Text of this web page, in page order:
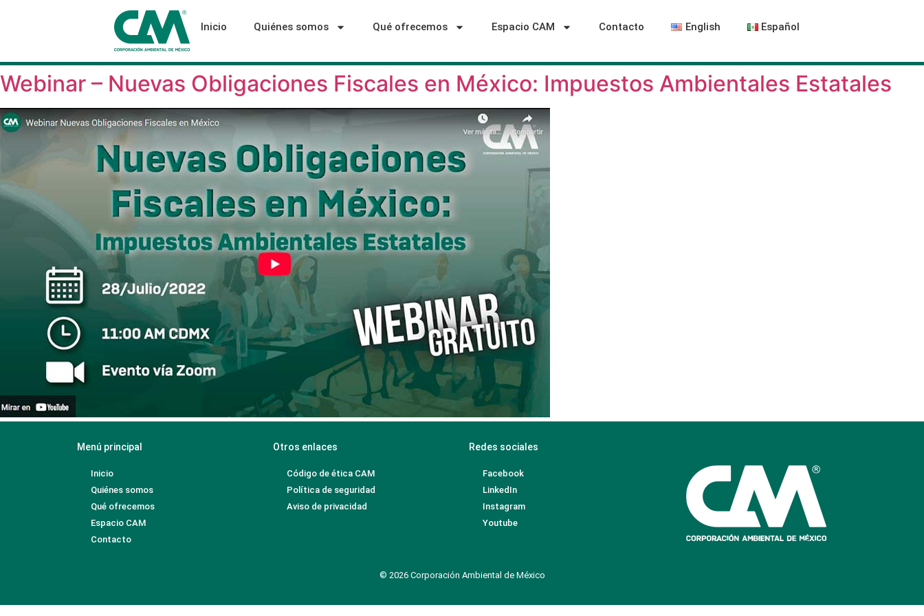
Inicio Quiénes somos Qué ofrecemos Espacio CAM Contacto English Español
Webinar – Nuevas Obligaciones Fiscales en México: Impuestos Ambientales Estatales
Menú principal Otros enlaces Redes sociales
Inicio
Quiénes somos
Qué ofrecemos
Espacio CAM
Contacto
Código de ética CAM
Política de seguridad
Aviso de privacidad
Facebook
LinkedIn
Instagram
Youtube
© 2026 Corporación Ambiental de México